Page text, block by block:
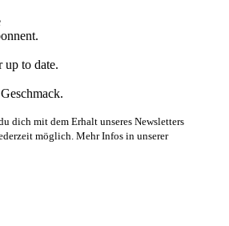
up to date.
dich mit dem Erhalt unseres Newsletters
möglich. Mehr Infos in unserer